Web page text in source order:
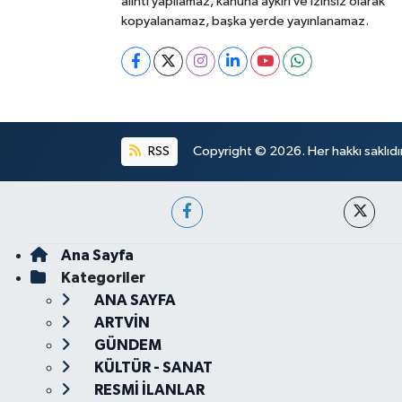
kopyalanamaz, başka yerde yayınlanamaz.
RSS Copyright © 2026. Her hakkı
Ana Sayfa
Kategoriler
ANA SAYFA
ARTVİN
GÜNDEM
KÜLTÜR - SANAT
RESMİ İLANLAR